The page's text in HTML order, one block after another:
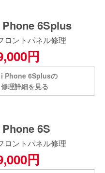
6Splus
ロントパネル修理
円
i Phone 6Splusの
修理詳細を見る
6S
ロントパネル修理
円